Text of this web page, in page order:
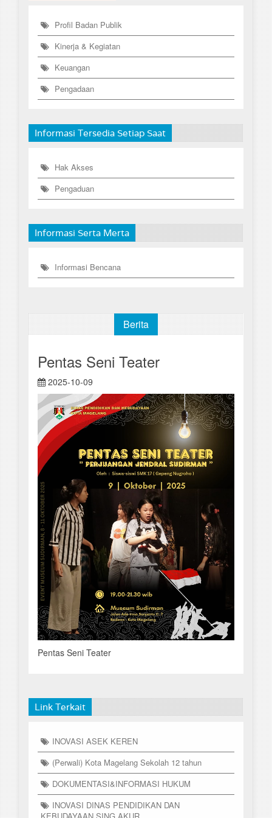
Profil Badan Publik
Kinerja & Kegiatan
Keuangan
Pengadaan
Informasi Tersedia Setiap Saat
Hak Akses
Pengaduan
Informasi Serta Merta
Informasi Bencana
Berita
Pentas Seni Teater
2025-10-09
Pentas Seni Teater
Link Terkait
INOVASI ASEK KEREN
(Perwali) Kota Magelang Sekolah 12 tahun
DOKUMENTASI&INFORMASI HUKUM
INOVASI DINAS PENDIDIKAN DAN
KEBUDAYAAN SING AKUR